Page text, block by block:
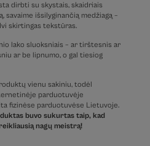
dirbti su skystais, skaidriais
savaime išsilyginančią medžiagą –
skirtingas tekstūras.
lako sluoksniais – ar tirštesnis ar
ar be lipnumo, o gal tiesiog
vienu sakiniu, todėl
parduotuvėje
fizinėse parduotuvėse Lietuvoje.
buvo sukurtas taip, kad
nagų meistrą!